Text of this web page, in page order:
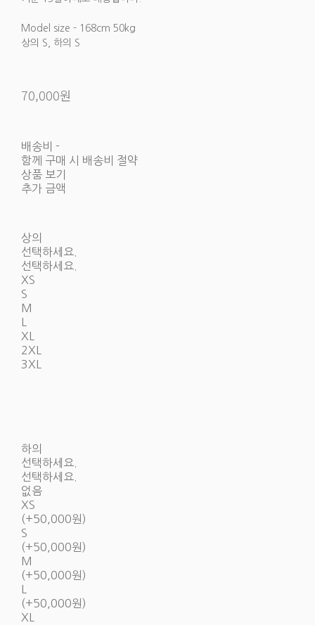
Model size - 168cm 50kg
상의 S, 하의 S
70,000원
배송비 -
함께 구매 시 배송비 절약
상품 보기
추가 금액
상의
선택하세요.
선택하세요.
XS
S
M
XL
2XL
3XL
하의
선택하세요.
선택하세요.
없음
XS
(+50,000원)
S
(+50,000원)
M
(+50,000원)
(+50,000원)
XL